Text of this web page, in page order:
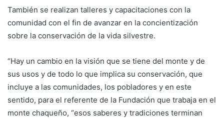
También se realizan talleres y capacitaciones con la
comunidad con el fin de avanzar en la concientización
sobre la conservación de la vida silvestre.
“Hay un cambio en la visión que se tiene del monte y de
sus usos y de todo lo que implica su conservación, que
incluye a las comunidades, los pobladores y en este
sentido, para el referente de la Fundación que trabaja en el
monte chaqueño, “esos saberes y tradiciones terminan